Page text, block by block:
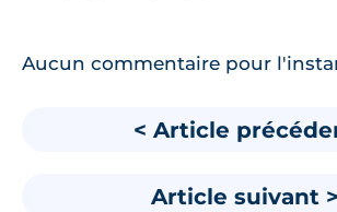
Aucun commentaire pour
< Article
Article suivant >